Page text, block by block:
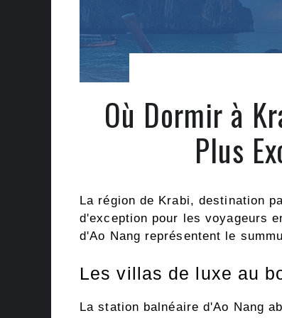
Où Dormir à
Plus
La région de Krabi, destination
d'exception pour les voyageurs
d'Ao Nang représentent le
Les villas de luxe au
La station balnéaire d'Ao Nang